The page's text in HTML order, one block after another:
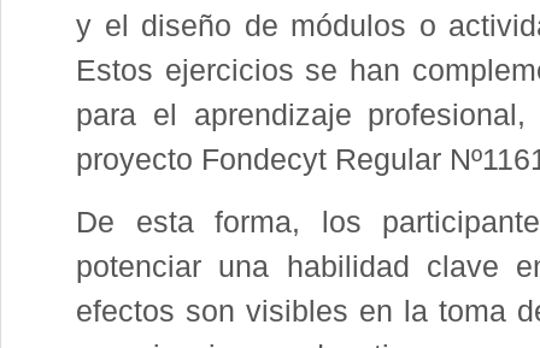
y el diseño de módulos o
Estos ejercicios se han
para el aprendizaje
proyecto Fondecyt Regular
De esta forma, los
potenciar una habilidad clave
efectos son visibles en la toma